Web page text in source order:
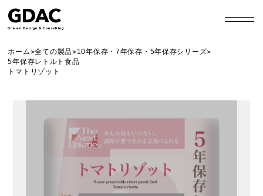
GDAC
Green Design & Consulting
ホーム>全ての製品>10年保存・7年保存・5年保存シリーズ>
5年保存レトルト食品
トマトリゾット